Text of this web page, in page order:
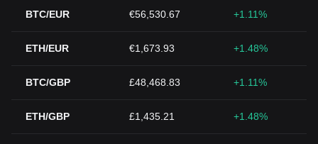
BTC/EUR €56,530.67 +1.11%
ETH/EUR €1,673.93 +1.48%
BTC/GBP £48,468.83 +1.11%
ETH/GBP £1,435.21 +1.48%